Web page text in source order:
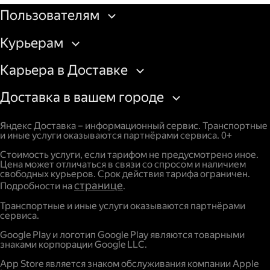
Пользователям
Курьерам
Карьера в Доставке
Доставка в вашем городе
Яндекс Доставка – информационный сервис. Транспортные
и иные услуги оказываются партнёрами сервиса. 0+
Стоимость услуги, если тарифом не предусмотрено иное.
Цена может отличаться в связи со спросом и наличием
свободных курьеров. Срок действия тарифа ограничен.
Подробности настранице.
Транспортные и иные услуги оказываются партнёрами
сервиса.
Google Play и логотип Google Play являются товарными
знаками корпорации Google LLC.
App Store является знаком обслуживания компании Apple